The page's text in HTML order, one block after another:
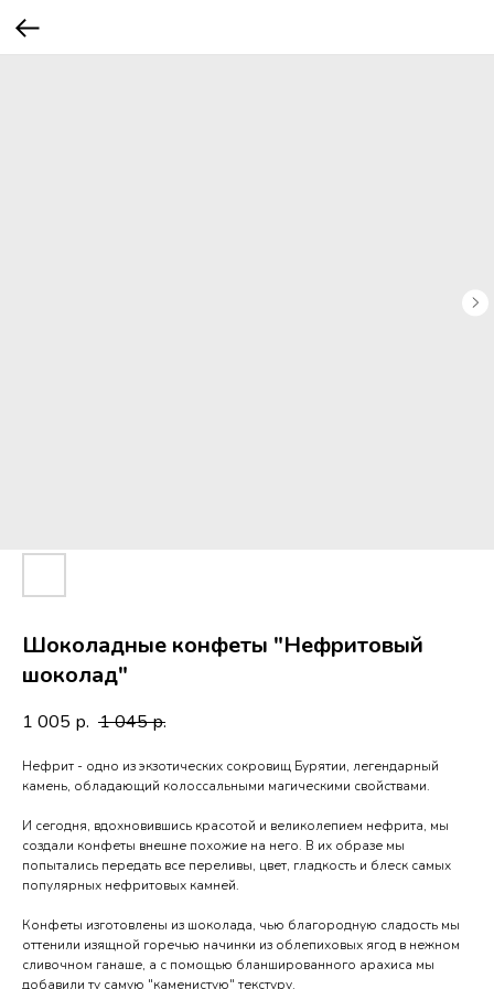
Шоколадные конфеты "Нефритовый
шоколад"
1 005 р. 1 045р.
Нефрит - одно из экзотических сокровищ Бурятии, легендарный
камень, обладающий колоссальными магическими свойствами.
И сегодня, вдохновившись красотой и великолепием нефрита, мы
создали конфеты внешне похожие на него. В их образе мы
попытались передать все переливы, цвет, гладкость и блеск самых
популярных нефритовых камней.
Конфеты изготовлены из шоколада, чью благородную сладость мы
оттенили изящной горечью начинки из облепиховых ягод в нежном
сливочном ганаше, а с помощью бланшированного арахиса мы
добавили ту самую "каменистую" текстуру.